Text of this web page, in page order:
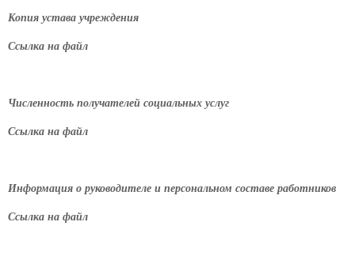
Копия устава учреждения
Ссылка на файл
Численность получателей социальных услуг
Ссылка на файл
Информация о руководителе и персональном составе работников
Ссылка на файл